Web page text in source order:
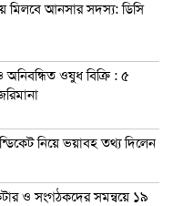
মিলবে আনসার সদস্য: ডিসি
অনিবন্ধিত ওষুধ বিক্রি : ৫
নিয়ে ভয়াবহ তথ্য দিলেন
ও সংগঠকদের সমন্বয়ে ১৯